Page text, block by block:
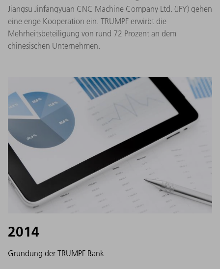
Jiangsu Jinfangyuan CNC Machine Company Ltd. (JFY) gehen
eine enge Kooperation ein. TRUMPF erwirbt die
Mehrheitsbeteiligung von rund 72 Prozent an dem
chinesischen Unternehmen.
2014
Gründung der TRUMPF Bank